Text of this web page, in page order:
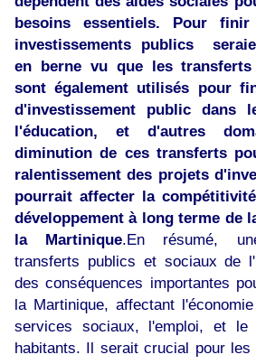
besoins essentiels. Pour
investissements publics
en berne vu que les
sont également utilisés pour
d'investissement public dans
l'éducation, et d'autres
diminution de ces transferts
ralentissement des projets
pourrait affecter la
développement à long terme de
la Martinique.En résumé,
transferts publics et sociaux de
des conséquences importantes
la Martinique, affectant
services sociaux, l'emploi, et
habitants. Il serait crucial pour